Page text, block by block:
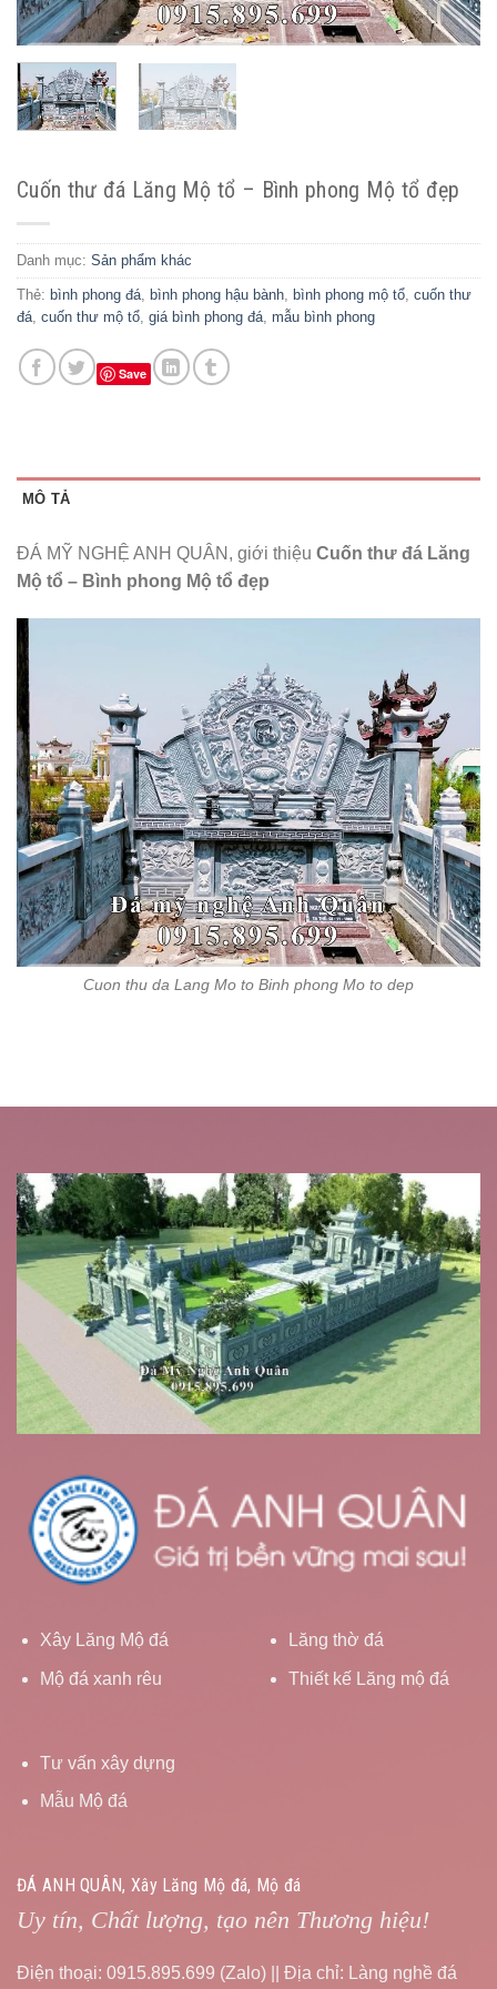
Cuốn thư đá Lăng Mộ tổ – Bình phong Mộ tổ đẹp
Danh mục: Sản phẩm khác
Thẻ: bình phong đá, bình phong hậu bành, bình phong mộ tổ, cuốn thư
đá, cuốn thư mộ tổ, giá bình phong đá, mẫu bình phong
Save
MÔ TẢ
ĐÁ MỸ NGHỆ ANH QUÂN, giới thiệu Cuốn thư đá Lăng
Mộ tổ – Bình phong Mộ tổ đẹp
Cuon thu da Lang Mo to Binh phong Mo to dep
Xây Lăng Mộ đá
Mộ đá xanh rêu
Lăng thờ đá
Thiết kế Lăng mộ đá
Tư vấn xây dựng
Mẫu Mộ đá
ĐÁ ANH QUÂN, Xây Lăng Mộ đá, Mộ đá
Uy tín, Chất lượng, tạo nên Thương hiệu!
Điện thoại: 0915.895.699 (Zalo) || Địa chỉ: Làng nghề đá